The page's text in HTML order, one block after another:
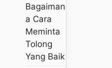
Bagaiman
A Cara
Meminta
Tolong
Yang Baik